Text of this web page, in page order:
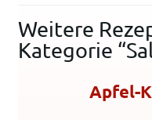
Weitere
Kategorie
Apfel-